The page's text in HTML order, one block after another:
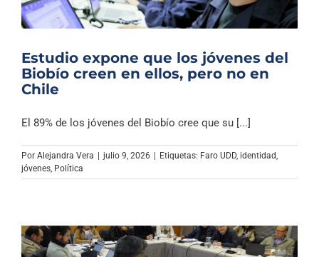
Estudio expone que los jóvenes del
Biobío creen en ellos, pero no en
Chile
El 89% de los jóvenes del Biobío cree que su [...]
Por Alejandra Vera | julio 9, 2026 | Etiquetas: Faro UDD, identidad
jóvenes Política